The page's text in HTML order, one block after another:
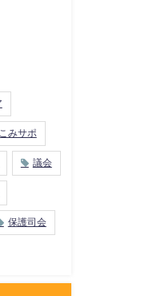
こみサポ
議会
保護司会